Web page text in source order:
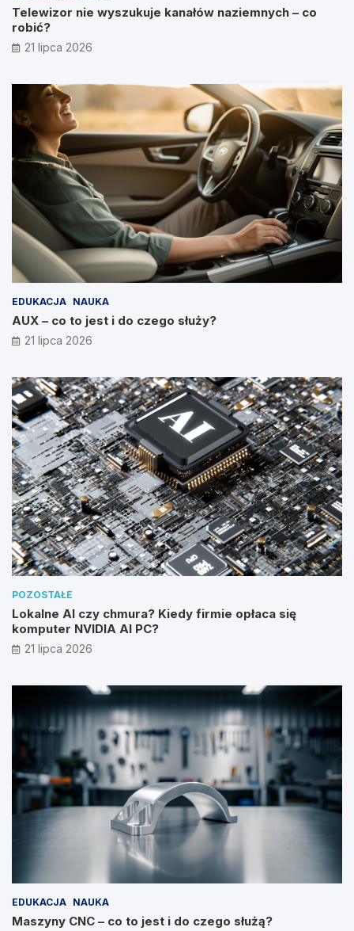
Telewizor nie wyszukuje kanałów naziemnych – co
robić?
21 lipca 2026
EDUKACJA NAUKA
AUX – co to jest i do czego służy?
21 lipca 2026
POZOSTAŁE
Lokalne AI czy chmura? Kiedy firmie opłaca się
komputer NVIDIA AI PC?
21 lipca 2026
EDUKACJA NAUKA
Maszyny CNC – co to jest i do czego służą?